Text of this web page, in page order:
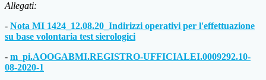
Allegati:
- Nota MI 1424_12.08.20_Indirizzi operativi per l'effettuazione
su base volontaria test sierologici
- m_pi.AOOGABMI.REGISTRO-UFFICIALEI.0009292.10-
08-2020-1